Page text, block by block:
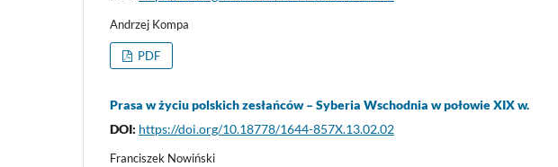
Andrzej Kompa
PDF
Prasa w życiu polskich zesłańców – Syberia Wschodnia w połowie XIX w.
DOI: https://doi.org/10.18778/1644-857X.13.02.02
Franciszek Nowiński